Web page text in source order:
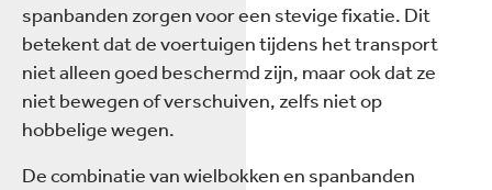
spanbanden zorgen voor een stevige fixatie. Dit
betekent dat de voertuigen tijdens het transport
niet alleen goed beschermd zijn, maar ook dat ze
niet bewegen of verschuiven, zelfs niet op
hobbelige wegen.
De combinatie van wielbokken en spanbanden